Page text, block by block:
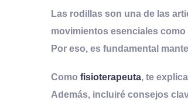
Las rodillas son una de las
movimientos esenciales
Por eso, es fundamental
Como fisioterapeuta, te
Además, incluiré consejos